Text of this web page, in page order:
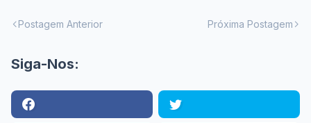
Postagem Anterior Próxima Postagem
Siga-Nos: